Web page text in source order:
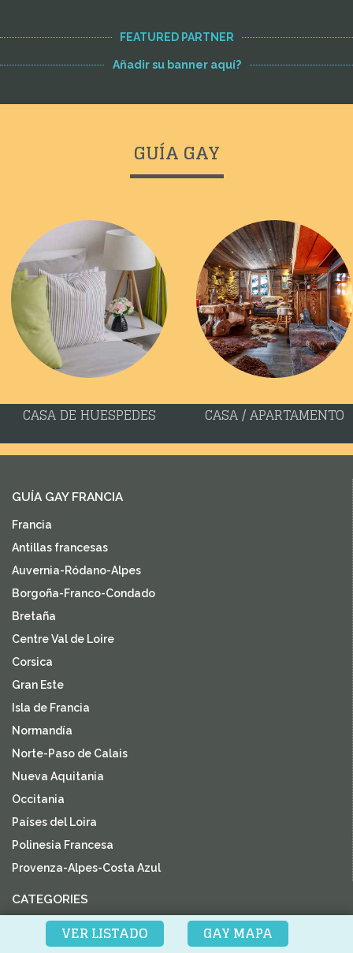
VER LISTADO GAY MAPA
FEATURED PARTNER
Añadir su banner aquí?
GUÍA GAY
CASA DE HUESPEDES CASA / APARTAMENTO
GUÍA GAY FRANCIA
Francia
Antillas francesas
Auvernia-Ródano-Alpes
Borgoña-Franco-Condado
Bretaña
Centre Val de Loire
Corsica
Gran Este
Isla de Francia
Normandía
Norte-Paso de Calais
Nueva Aquitania
Occitania
Países del Loira
Polinesia Francesa
Provenza-Alpes-Costa Azul
CATEGORIES
Casa de Huespedes